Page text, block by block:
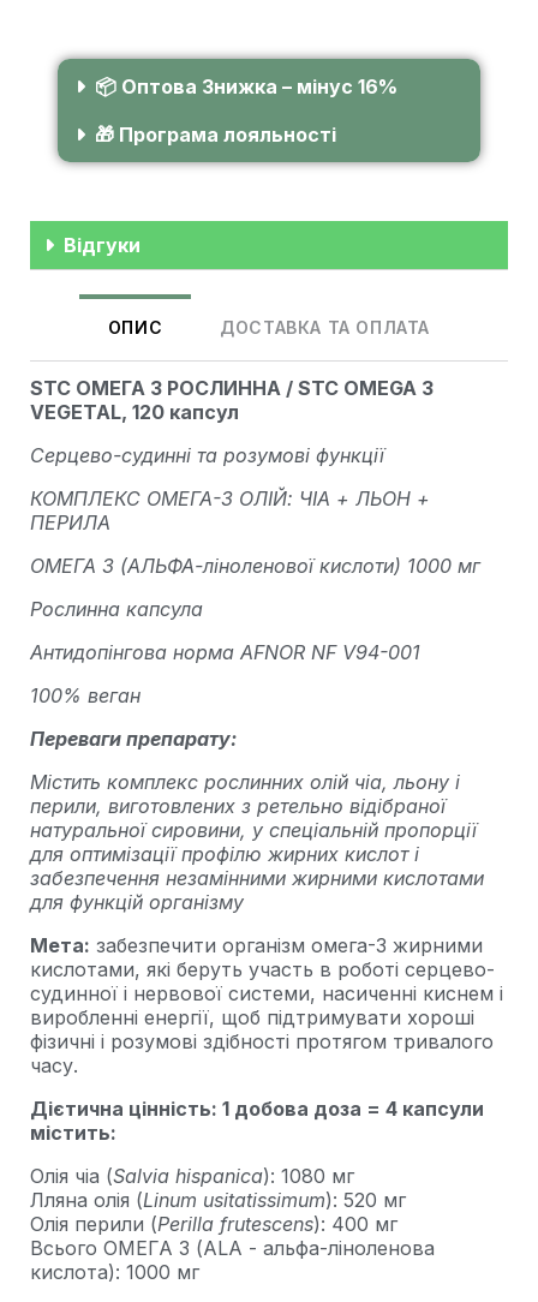
📦 Оптова Знижка – мінус 16%
🎁 Програма лояльності
Відгуки
ОПИС ДОСТАВКА ТА ОПЛАТА
STC ОМЕГА 3 РОСЛИННА / STC OMEGA 3
VEGETAL, 120 капсул
Серцево-судинні та розумові функції
КОМПЛЕКС ОМЕГА-3 ОЛІЙ: ЧІА + ЛЬОН +
ПЕРИЛА
ОМЕГА 3 (АЛЬФА-ліноленової кислоти) 1000 мг
Рослинна капсула
Антидопінгова норма AFNOR NF V94-001
100% веган
Переваги препарату:
Містить комплекс рослинних олій чіа, льону і
перили, виготовлених з ретельно відібраної
натуральної сировини, у спеціальній пропорції
для оптимізації профілю жирних кислот і
забезпечення незамінними жирними кислотами
для функцій організму
Мета: забезпечити організм омега-3 жирними
кислотами, які беруть участь в роботі серцево-
судинної і нервової системи, насиченні киснем і
виробленні енергії, щоб підтримувати хороші
фізичні і розумові здібності протягом тривалого
часу.
Дієтична цінність: 1 добова доза = 4 капсули
містить:
Олія чіа (Salvia hispanica): 1080 мг
Лляна олія (Linum usitatissimum): 520 мг
Олія перили (Perilla frutescens): 400 мг
Всього ОМЕГА 3 (ALA - альфа-ліноленова
кислота): 1000 мг